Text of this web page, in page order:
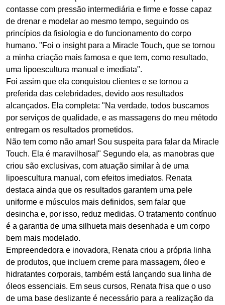
contasse com pressão intermediária e firme e fosse capaz
de drenar e modelar ao mesmo tempo, seguindo os
princípios da fisiologia e do funcionamento do corpo
humano. "Foi o insight para a Miracle Touch, que se tornou
a minha criação mais famosa e que tem, como resultado,
uma lipoescultura manual e imediata".
Foi assim que ela conquistou clientes e se tornou a
preferida das celebridades, devido aos resultados
alcançados. Ela completa: "Na verdade, todos buscamos
por serviços de qualidade, e as massagens do meu método
entregam os resultados prometidos.
Não tem como não amar! Sou suspeita para falar da Miracle
Touch. Ela é maravilhosa!" Segundo ela, as manobras que
criou são exclusivas, com atuação similar à de uma
lipoescultura manual, com efeitos imediatos. Renata
destaca ainda que os resultados garantem uma pele
uniforme e músculos mais definidos, sem falar que
desincha e, por isso, reduz medidas. O tratamento contínuo
é a garantia de uma silhueta mais desenhada e um corpo
bem mais modelado.
Empreendedora e inovadora, Renata criou a própria linha
de produtos, que incluem creme para massagem, óleo e
hidratantes corporais, também está lançando sua linha de
óleos essenciais. Em seus cursos, Renata frisa que o uso
de uma base deslizante é necessário para a realização da